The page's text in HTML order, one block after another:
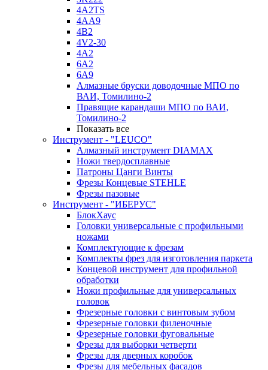
4A2TS
4AA9
4B2
4V2-30
4А2
6A2
6A9
Алмазные бруски доводочные МПО по
ВАИ, Томилино-2
Правящие карандаши МПО по ВАИ,
Томилино-2
Показать все
Инструмент - "LEUCO"
Алмазный инструмент DIAMAX
Ножи твердосплавные
Патроны Цанги Винты
Фрезы Концевые STEHLE
Фрезы пазовые
Инструмент - "ИБЕРУС"
БлокХаус
Головки универсальные с профильными
ножами
Комплектующие к фрезам
Комплекты фрез для изготовления паркета
Концевой инструмент для профильной
обработки
Ножи профильные для универсальных
головок
Фрезерные головки с винтовым зубом
Фрезерные головки филеночные
Фрезерные головки фуговальные
Фрезы для выборки четверти
Фрезы для дверных коробок
Фрезы для мебельных фасадов